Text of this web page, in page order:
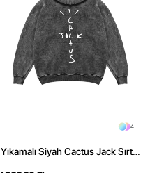
4
Yıkamalı Siyah Cactus Jack Sırt